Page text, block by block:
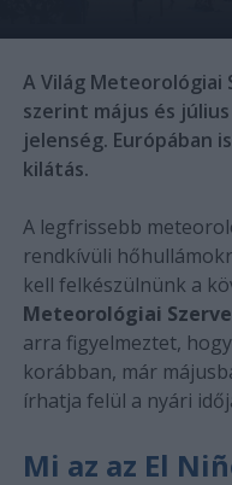
A Világ Meteorológiai
szerint május és
jelenség. Európában
kilátás.
A legfrissebb
rendkívüli
kell felkészülnünk a
Meteorológiai
arra figyelmeztet,
korábban, már
írhatja felül a nyári
Mi az az El